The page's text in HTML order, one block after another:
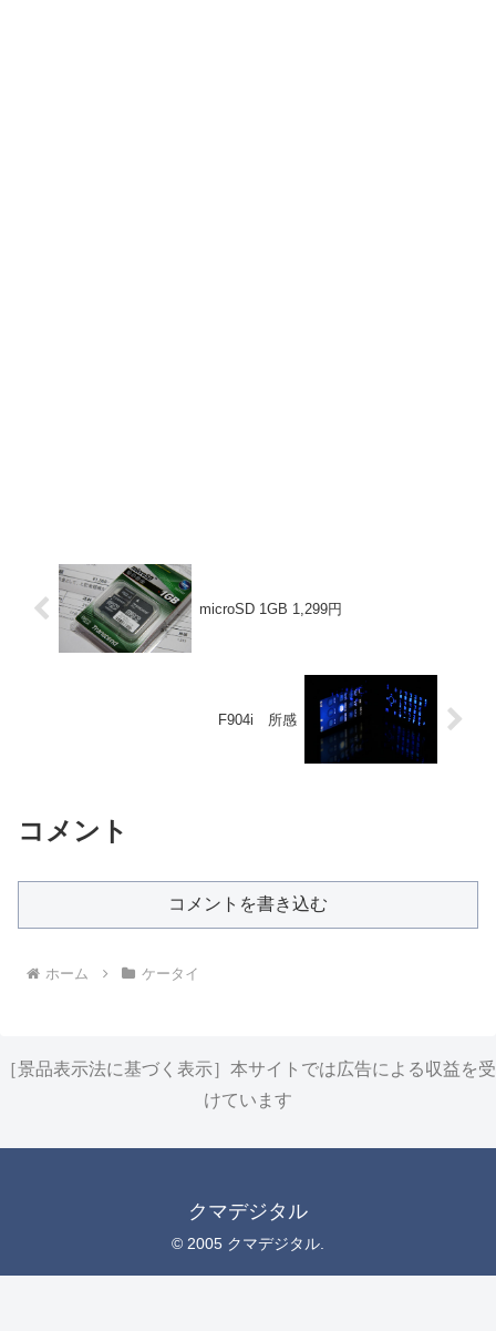
microSD 1GB 1,299円
F904i 所感
コメント
コメントを書き込む
ホーム ケータイ
［景品表示法に基づく表示］本サイトでは広告による収益を受
けています
クマデジタル
© 2005 クマデジタル.